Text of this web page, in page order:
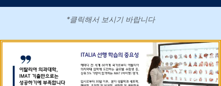
*클릭해서 보시기 바랍니다